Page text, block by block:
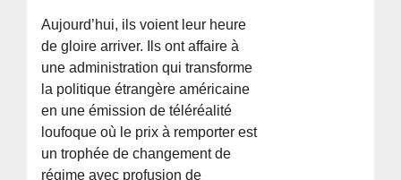
Aujourd’hui, ils voient leur heure
de gloire arriver. Ils ont affaire à
une administration qui transforme
la politique étrangère américaine
en une émission de téléréalité
loufoque où le prix à remporter est
un trophée de changement de
régime avec profusion de